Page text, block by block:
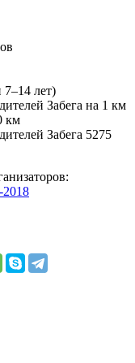
лет)
Забега на 1 км
км
Забега 5275
2018